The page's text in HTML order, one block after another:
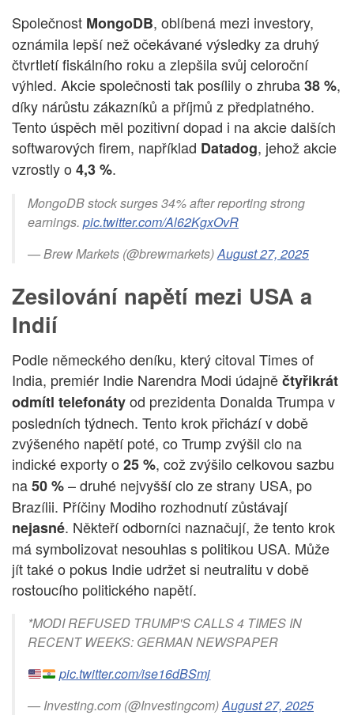
Společnost MongoDB, oblíbená mezi investory,
oznámila lepší než očekávané výsledky za druhý
čtvrtletí fiskálního roku a zlepšila svůj celoroční
výhled. Akcie společnosti tak posílily o zhruba38 %,
díky nárůstu zákazníků a příjmů z předplatného.
Tento úspěch měl pozitivní dopad i na akcie dalších
softwarových firem, například Datadog, jehož akcie
vzrostly o 4,3 %.
MongoDB stock surges 34% after reporting strong
earnings. pic.twitter.com/Al62KgxOvR
— Brew Markets (@brewmarkets)August 27, 2025
Zesilování napětí mezi USA a
Indií
Podle německého deníku, který citoval Times of
India, premiér Indie Narendra Modi údajněčtyřikrát
odmítl telefonátyod prezidenta Donalda Trumpa v
posledních týdnech. Tento krok přichází v době
zvýšeného napětí poté, co Trump zvýšil clo na
indické exporty o 25 %, což zvýšilo celkovou sazbu
na50 %– druhé nejvyšší clo ze strany USA, po
Brazílii. Příčiny Modiho rozhodnutí zůstávají
nejasné. Někteří odborníci naznačují, že tento krok
má symbolizovat nesouhlas s politikou USA. Může
jít také o pokus Indie udržet si neutralitu v době
rostoucího politického napětí.
*MODI REFUSED TRUMP'S CALLS 4 TIMES IN
RECENT WEEKS: GERMAN NEWSPAPER
pic.twitter.com/ise16dBSmj
— Investing.com (@Investingcom)August 27, 2025